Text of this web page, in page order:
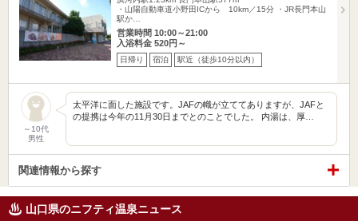
・山陽自動車道小野田ICから 10km／15分 ・JR長門本山
駅か…
営業時間 10:00～21:00
入浴料金 520円～
日帰り 宿泊 駅近（徒歩10分以内）
～10代
男性
太平洋に面した施設です。JAFの幟が立ててありますが、JAFと
の提携は今年の11月30日までとのことでした。 内湯は、厚…
関連情報から探す
山口県のニフティ温泉ニュース